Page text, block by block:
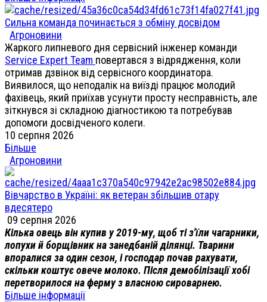
Сильна команда починається з обміну досвідом
Агроновини
Жаркого липневого дня сервісний інженер команди
Service Expert Team повертався з відрядження, коли
отримав дзвінок від сервісного координатора.
Виявилося, що неподалік на виїзді працює молодий
фахівець, який приїхав усунути просту несправність, але
зіткнувся зі складною діагностикою та потребував
допомоги досвідченого колеги.
10 серпня 2026
Більше
Агроновини
Вівчарство в Україні: як ветеран збільшив отару
вдесятеро
09 серпня 2026
Кілька овець він купив у 2019-му, щоб ті з'їли чагарники,
лопухи й борщівник на занедбаній ділянці. Тварини
впоралися за один сезон, і господар почав рахувати,
скільки коштує овече молоко. Після демобілізації хобі
перетворилося на ферму з власною сироварнею.
Більше інформації